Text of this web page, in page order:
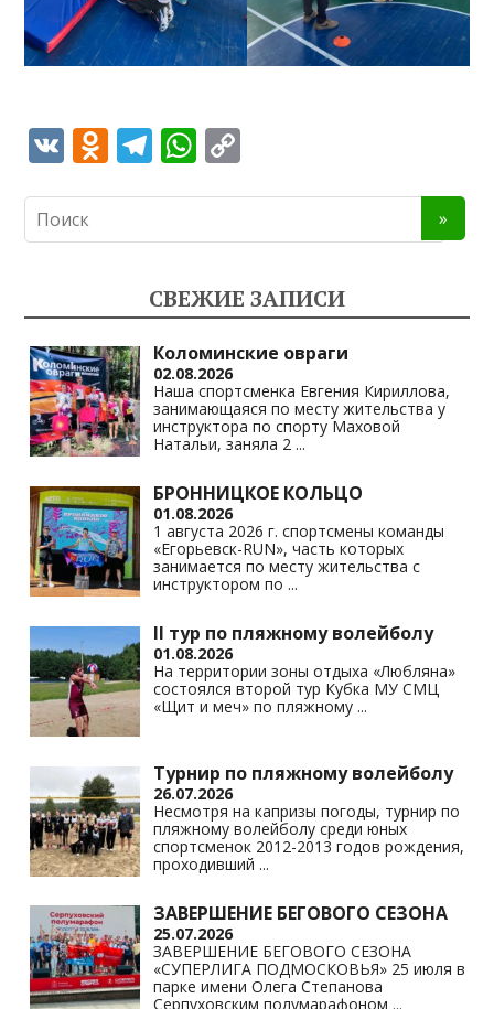
V O
o
as
s
ni
ki
T
gr
a
m
W
s
A
p
p
y
Li
n
k
СВЕЖИЕ ЗАПИСИ
Коломинские овраги
02.08.2026
Наша спортсменка Евгения Кириллова,
занимающаяся по месту жительства у
инструктора по спорту Маховой
Натальи, заняла 2 ...
БРОННИЦКОЕ КОЛЬЦО
01.08.2026
1 августа 2026 г. спортсмены команды
«Егорьевск-RUN», часть которых
занимается по месту жительства с
инструктором по ...
II тур по пляжному волейболу
01.08.2026
На территории зоны отдыха «Любляна»
состоялся второй тур Кубка МУ СМЦ
«Щит и меч» по пляжному ...
Турнир по пляжному волейболу
26.07.2026
Несмотря на капризы погоды, турнир по
пляжному волейболу среди юных
спортсменок 2012-2013 годов рождения,
проходивший ...
ЗАВЕРШЕНИЕ БЕГОВОГО СЕЗОНА
25.07.2026
ЗАВЕРШЕНИЕ БЕГОВОГО СЕЗОНА
«СУПЕРЛИГА ПОДМОСКОВЬЯ» 25 июля в
парке имени Олега Степанова
Серпуховским полумарафоном ...